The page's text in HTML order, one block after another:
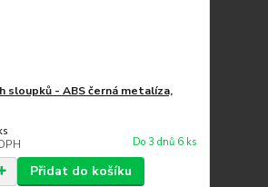
sloupků - ABS černá metalíza,
Do 3 dnů 6 ks
Přidat do košíku